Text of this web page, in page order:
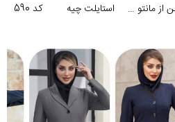
من از مانتو ویدا خرید نمیکنم استایلت چیه کد 590